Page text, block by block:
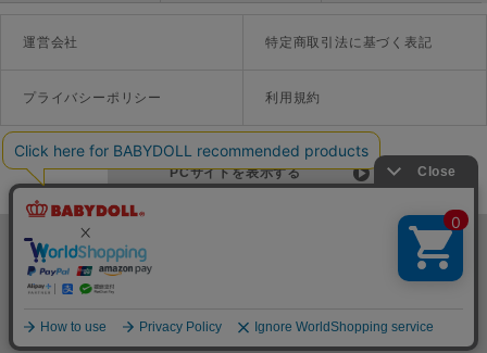
運営会社 特定商取引法に基づく表記
プライバシーポリシー 利用規約
PCサイトを表示する
©Disney ©Disney/Pixar ©Disney. Based on the "Winnie the Pooh" works by A.A. Milne and E.H. Shepard.